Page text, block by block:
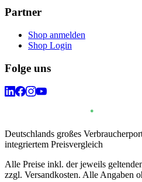
Partner
Shop anmelden
Shop Login
Folge uns
Deutschlands großes
integriertem Preisvergleich
Alle Preise inkl. der jeweils
zzgl. Versandkosten. Alle Angaben